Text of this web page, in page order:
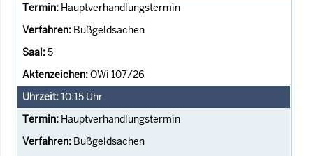
Hauptverhandlungstermin
Bußgeldsachen
5
OWi 107/26
10:15 Uhr
Hauptverhandlungstermin
Bußgeldsachen